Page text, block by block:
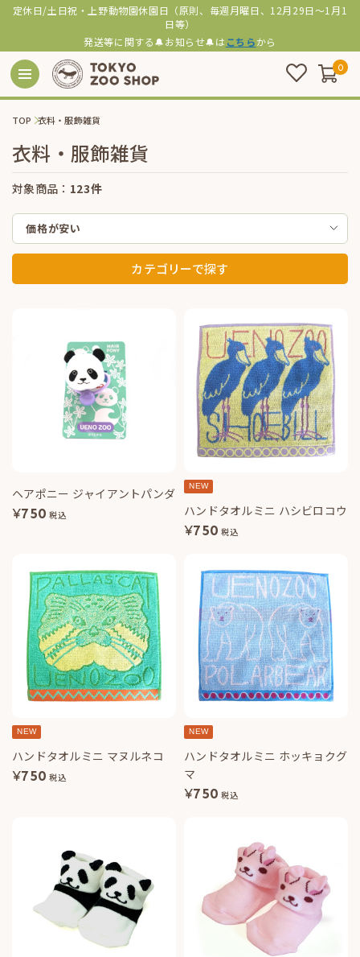
定休日/土日祝・上野動物園休園日（原則、毎週月曜日、12月29日～1月1
日等）
発送等に関する🔔お知らせ🔔は こちらから
0
TOP 衣料・服飾雑貨
衣料・服飾雑貨
対象商品： 123件
価格が安い
カテゴリーで探す
ヘアポニー ジャイアントパンダ
¥750 税込
NEW
ハンドタオルミニ ハシビロコウ
¥750 税込
NEW
ハンドタオルミニ マヌルネコ
¥750 税込
NEW
ハンドタオルミニ ホッキョクグ
マ
¥750 税込